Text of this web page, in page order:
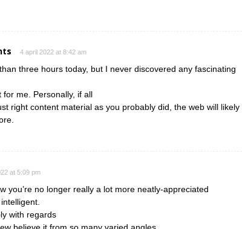
4 april 2022 at 8:42 am
three hours today, but I never discovered any fascinating
me. Personally, if all
right content material as you probably did, the web will likely
at 5:09 pm
you’re no longer really a lot more neatly-appreciated
with regards